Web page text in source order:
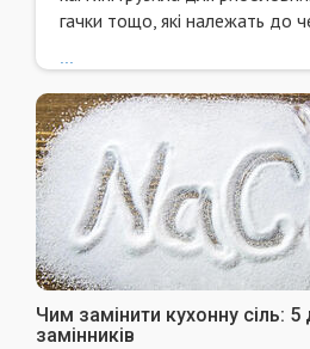
гачки тощо, які належать до
...
Чим замінити кухонну сіль: 5
замінників